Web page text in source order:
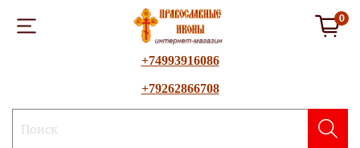
0
+74993916086
+79262866708